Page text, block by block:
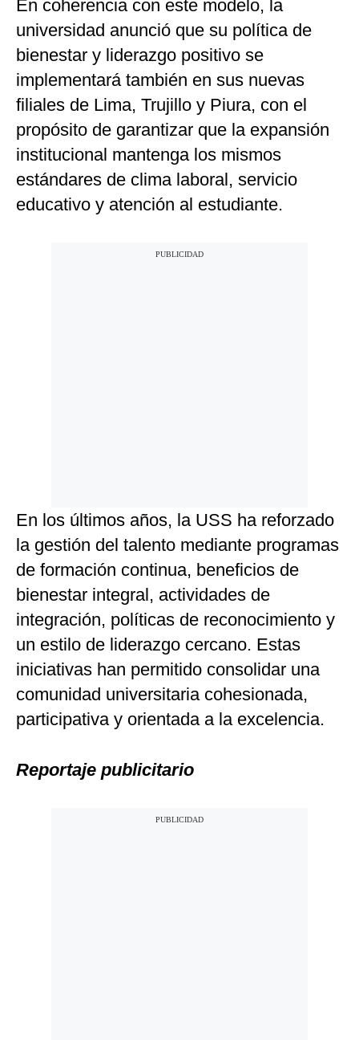
En coherencia con este modelo, la
universidad anunció que su política de
bienestar y liderazgo positivo se
implementará también en sus nuevas
filiales de Lima, Trujillo y Piura, con el
propósito de garantizar que la expansión
institucional mantenga los mismos
estándares de clima laboral, servicio
educativo y atención al estudiante.
En los últimos años, la USS ha reforzado
la gestión del talento mediante programas
de formación continua, beneficios de
bienestar integral, actividades de
integración, políticas de reconocimiento y
un estilo de liderazgo cercano. Estas
iniciativas han permitido consolidar una
comunidad universitaria cohesionada,
participativa y orientada a la excelencia.
Reportaje publicitario